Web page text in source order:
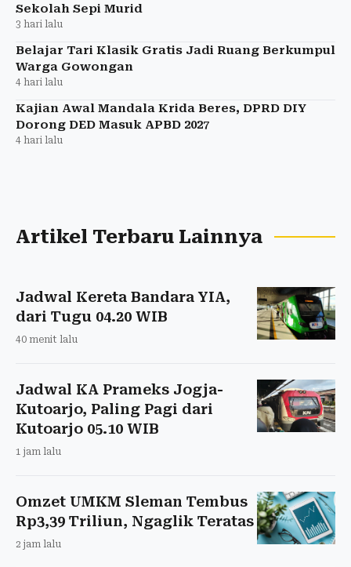
Sekolah Sepi Murid
3 hari lalu
Belajar Tari Klasik Gratis Jadi Ruang Berkumpul
Warga Gowongan
4 hari lalu
Kajian Awal Mandala Krida Beres, DPRD DIY
Dorong DED Masuk APBD 2027
4 hari lalu
Artikel Terbaru Lainnya
Jadwal Kereta Bandara YIA,
dari Tugu 04.20 WIB
40 menit lalu
Jadwal KA Prameks Jogja-
Kutoarjo, Paling Pagi dari
Kutoarjo 05.10 WIB
1 jam lalu
Omzet UMKM Sleman Tembus
Rp3,39 Triliun, Ngaglik Teratas
2 jam lalu